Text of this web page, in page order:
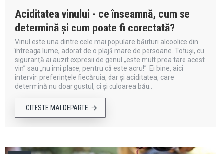
Aciditatea vinului - ce înseamnă, cum se
determină și cum poate fi corectată?
Vinul este una dintre cele mai populare băuturi alcoolice din
întreaga lume, adorat de o plajă mare de persoane. Totuși, cu
siguranță ai auzit expresii de genul „este mult prea tare acest
vin” sau „nu îmi place, pentru că este acru!”. Ei bine, aici
intervin preferințele fiecăruia, dar și aciditatea, care
determină nu doar gustul, ci și culoarea bău..
CITESTE MAI DEPARTE